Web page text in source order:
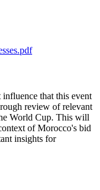
that this event
review of relevant
World Cup. This will
of Morocco's bid
insights for